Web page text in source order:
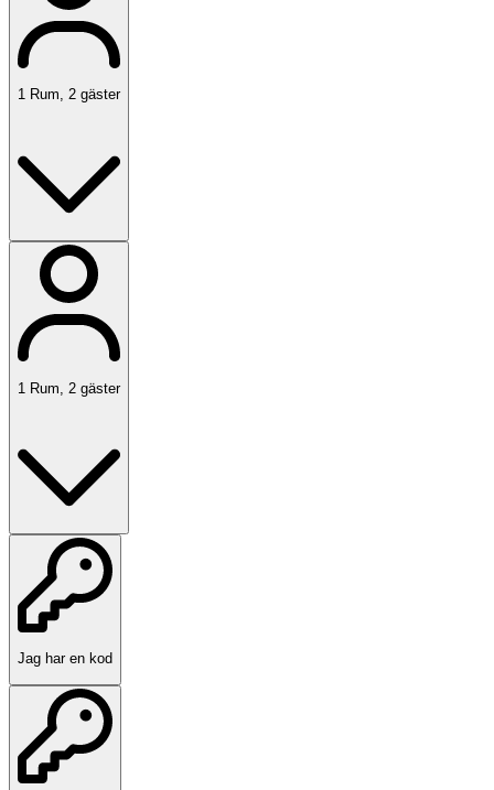
1 Rum, 2 gäster
1 Rum 2 gäster
Jag har en kod